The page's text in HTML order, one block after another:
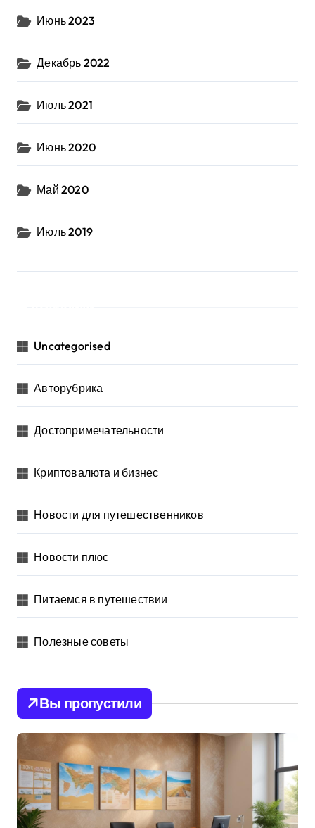
Июнь 2023
Декабрь 2022
Июль 2021
Июнь 2020
Май 2020
Июль 2019
Uncategorised
Авторубрика
Достопримечательности
Криптовалюта и бизнес
Новости для путешественников
Новости плюс
Питаемся в путешествии
Полезные советы
Вы пропустили